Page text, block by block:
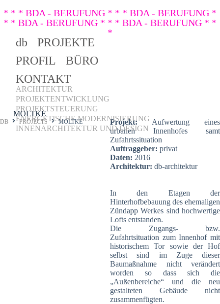
* * * BDA - BERUFUNG * * * BDA - BERUFUNG *
* * BDA - BERUFUNG * * * BDA - BERUFUNG * *
*
db
PROJEKTE
PROFIL
BÜRO
KONTAKT
ARCHITEKTUR
PROJEKTENTWICKLUNG
PROJEKTSTEUERUNG
ENERGETISCHE MODERNISIERUNG
INNENARCHITEKTUR UND DESIGN
MOLTKE
DB PROJECTS MOLTKE Projekt:Aufwertung eines
urbanen Innenhofes samt
Zufahrtssituation
Auftraggeber: privat
Daten: 2016
Architektur: db-architektur
In den Etagen der
Hinterhofbebauung des ehemaligen
Zündapp Werkes sind hochwertige
Lofts entstanden.
Die Zugangs- bzw.
Zufahrtsituation zum Innenhof mit
historischem Tor sowie der Hof
selbst sind im Zuge dieser
Baumaßnahme nicht verändert
worden so dass sich die
„Außenbereiche“ und die neu
gestalteten Gebäude nicht
zusammenfügten.